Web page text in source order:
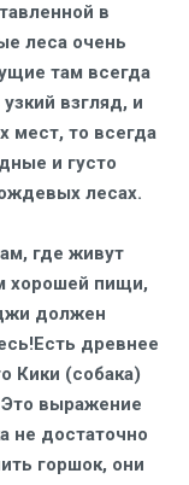
в
леса очень
там всегда
взгляд, и
мест, то всегда
и густо
лесах.
где живут
хорошей пищи,
должен
древнее
Кики (собака)
Это выражение
не достаточно
горшок, они